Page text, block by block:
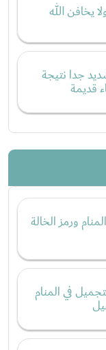
يخافن الله
جدا نتيجة
قديمة
ورمز الخالة
في المنام